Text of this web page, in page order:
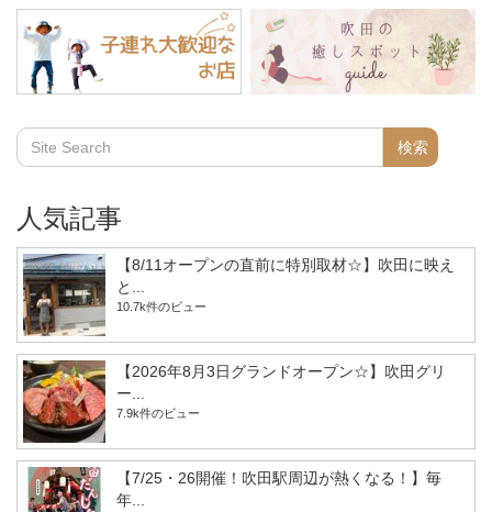
人気記事
【8/11オープンの直前に特別取材☆】吹田に映え
と...
10.7k件のビュー
【2026年8月3日グランドオープン☆】吹田グリ
ー...
7.9k件のビュー
【7/25・26開催！吹田駅周辺が熱くなる！】毎
年...